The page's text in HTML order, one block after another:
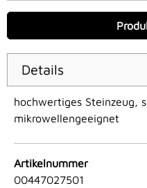
Details
hochwertiges Steinzeug,
mikrowellengeeignet
Artikelnummer
00447027501